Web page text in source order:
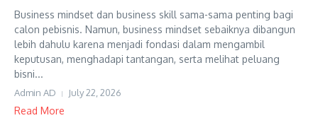
Business mindset dan business skill sama-sama penting bagi
calon pebisnis. Namun, business mindset sebaiknya dibangun
lebih dahulu karena menjadi fondasi dalam mengambil
keputusan, menghadapi tantangan, serta melihat peluang
bisni...
Admin AD July 22, 2026
Read More